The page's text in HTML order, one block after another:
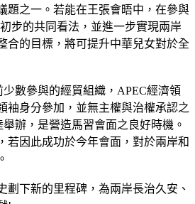
題之一。若能在王張會晤中，在參與
步的共同看法，並進一步實現兩岸
合的目標，將可提升中華兒女對於全
數參與的經貿組織，APEC經濟領
袖身分參加，並無主權與治權承認之
辦，是營造馬習會面之良好時機。
若因此成功於今年會面，對於兩岸和
劃下新的里程碑，為兩岸長治久安、